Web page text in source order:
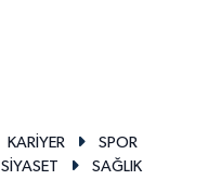
KARİYER
SPOR
SİYASET
SAĞLIK